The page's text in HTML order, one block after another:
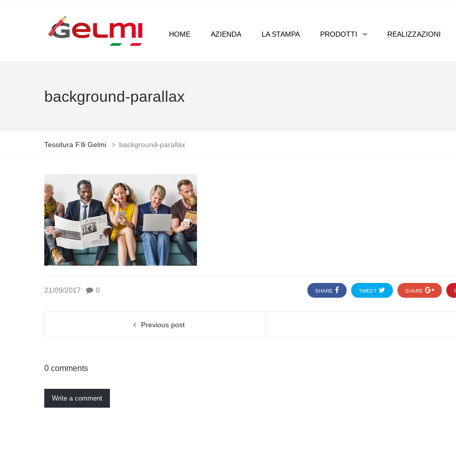
HOME AZIENDA LA STAMPA PRODOTTI REALIZZAZIONI
background-parallax
Tessitura F.lli Gelmi > background-parallax
21/09/2017 0 SHARE TWEET SHARE
Previous post
0 comments
Write a comment